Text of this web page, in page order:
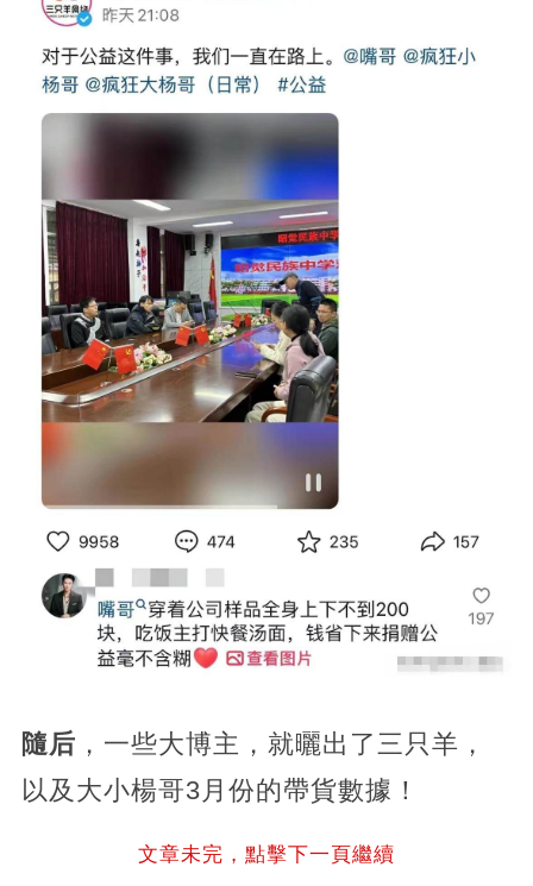
隨后 ，一些大博主，就曬出了三只羊，
以及大小楊哥3月份的帶貨數據！
文章未完，點擊下一頁繼續